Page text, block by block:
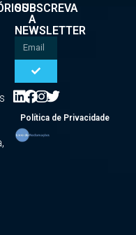
SUBSCREVA
A
NEWSLETTER
Política de Privacidade